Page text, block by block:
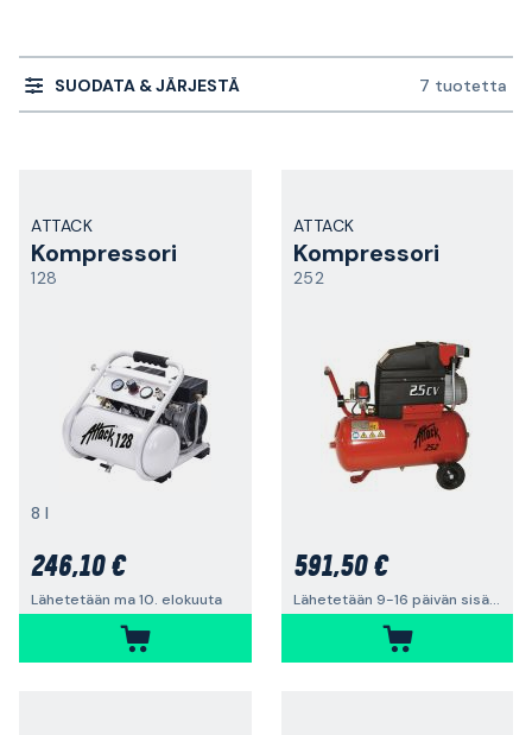
SUODATA & JÄRJESTÄ 7 tuotetta
ATTACK
Kompressori
128
8 l
246,10 €
Lähetetään ma 10. elokuuta
ATTACK
Kompressori
252
591,50 €
Lähetetään 9-16 päivän sisällä